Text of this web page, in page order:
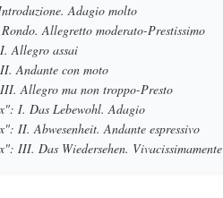
Adagio molto
Allegretto moderato-Prestissimo
Allegro assai
Andante con moto
Allegro ma non troppo-Presto
I. Das Lebewohl. Adagio
II. Abwesenheit. Andante espressivo
III. Das Wiedersehen. Vivacissimamente